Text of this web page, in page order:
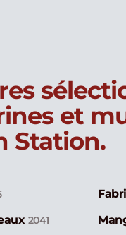
et
Station.
2041